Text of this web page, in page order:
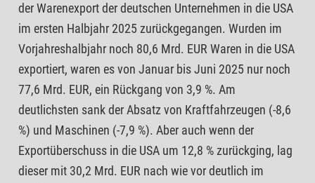
der Warenexport der deutschen Unternehmen in die USA
im ersten Halbjahr 2025 zurückgegangen. Wurden im
Vorjahreshalbjahr noch 80,6 Mrd. EUR Waren in die USA
exportiert, waren es von Januar bis Juni 2025 nur noch
77,6 Mrd. EUR, ein Rückgang von 3,9 %. Am
deutlichsten sank der Absatz von Kraftfahrzeugen (-8,6
%) und Maschinen (-7,9 %). Aber auch wenn der
Exportüberschuss in die USA um 12,8 % zurückging, lag
dieser mit 30,2 Mrd. EUR nach wie vor deutlich im